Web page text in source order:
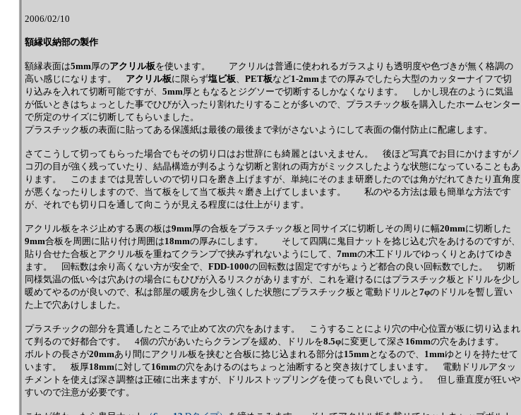
2006/02/10
額縁収納部の製作
額縁表面は5mm厚のアクリル板を使います。 アクリルは普通に使われるガラスよりも透明度や色づきが無く格調の
高い感じになります。 アクリル板に限らず塩ビ板、 PET板など1-2mmまでの厚みでしたら大型のカッターナイフで切
り込みを入れて切断可能ですが、 5mm厚ともなるとジグソーで切断するしかなくなります。 しかし現在のように気温
が低いときはちょっとした事でひびが入ったり割れたりすることが多いので、プラスチック板を購入したホームセンター
で所定のサイズに切断してもらいました。
プラスチック板の表面に貼ってある保護紙は最後の最後まで剥がさないようにして表面の傷付防止に配慮します。
さてこうして切ってもらった場合でもその切り口はお世辞にも綺麗とはいえません。 後ほど写真でお目にかけますがノ
コ刃の目が強く残っていたり、結晶構造が判るような切断と割れの両方がミックスしたような状態になっていることもあ
ります。 このままでは見苦しいので切り口を磨き上げますが、単純にそのまま研磨したのでは角がだれてきたり直角度
が悪くなったりしますので、当て板をして当て板共々磨き上げてしまいます。 私のやる方法は最も簡単な方法です
が、それでも切り口を通して向こうが見える程度には仕上がります。
アクリル板をネジ止めする裏の板は9mm厚の合板をプラスチック板と同サイズに切断しその周りに幅20mmに切断した
9mm合板を周囲に貼り付け周囲は18mmの厚みにします。 そして四隅に鬼目ナットを捻じ込む穴をあけるのですが、
貼り合せた合板とアクリル板を重ねてクランプで挟みずれないようにして、 7mmの木工ドリルでゆっくりとあけてゆき
ます。 回転数は余り高くない方が安全で、 FDD-1000の回転数は固定ですがちょうど都合の良い回転数でした。 切断
同様気温の低い今は穴あけの場合にもひびが入るリスクがありますが、これを避けるにはプラスチック板とドリルを少し
暖めてやるのが良いので、私は部屋の暖房を少し強くした状態にプラスチック板と電動ドリルと 7φのドリルを暫し置い
た上で穴あけしました。
プラスチックの部分を貫通したところで止めて次の穴をあけます。 こうすることにより穴の中心位置が板に切り込まれ
て判るので好都合です。 4個の穴があいたらクランプを緩め、ドリルを8.5φに変更して深さ 16mmの穴をあけます。
ボルトの長さが20mmあり間にアクリル板を挟むと合板に捻じ込まれる部分は15mmとなるので、 1mmゆとりを持たせて
います。 板厚18mmに対して16mmの穴をあけるのはちょっと油断すると突き抜けてしまいます。 電動ドリルアタッ
チメントを使えば深さ調整は正確に出来ますが、ドリルストップリングを使っても良いでしょう。 但し垂直度が狂いや
すいので注意が必要です。